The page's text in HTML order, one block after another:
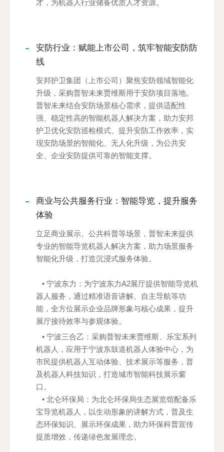
才，为机器人行业储备优质人才资源。
安防行业：赋能上市公司，筑牢智能安防防
线
安邦护卫集团（上市公司）聚焦安防领域智能化
升级，采购普智未来贾维斯用于安防项目落地。
普智未来结合安防场景核心需求，提供适配性
强、稳定性高的智能机器人解决方案，助力安邦
护卫优化安防巡检模式、提升安防工作效率，实
现安防场景的智能化、无人化升级，为公共安
全、企业安防提供可靠的智能支撑。
商业与公共服务行业：智能导览，提升服务
体验
立足商业展示、公共科普等场景，普智未来提供
专业的智能导览机器人解决方案，助力场景服务
智能化升级，打造沉浸式服务体验。
• 宁波东力：为宁波东力A2展厅提供智能导览机
器人服务，通过精准语音讲解、自主导航等功
能，全方位展示企业品牌形象与核心成果，提升
展厅接待效率与参观体验。
• 宁波三合乙：采购普智未来贾维斯、乐宝系列
机器人，应用于宁波东鼓道机器人体验中心，为
市民提供机器人互动体验、技术展示等服务，普
及机器人科技知识，打造城市智能科技展示窗
口。
• 北仑环保局：为北仑环保局生态展览馆配备乐
宝导览机器人，以生动形象的讲解方式，普及生
态环保知识、展示环保成果，助力环保科普宣传
提质增效，传递绿色发展理念。